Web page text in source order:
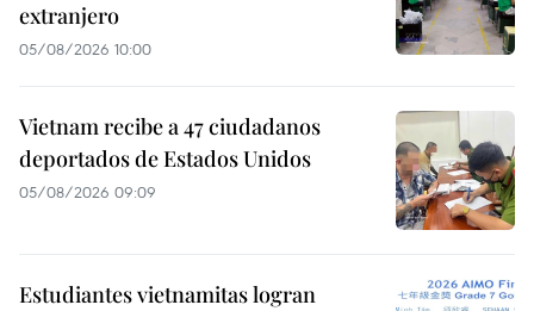
extranjero
05/08/2026 10:00
Vietnam recibe a 47 ciudadanos
deportados de Estados Unidos
05/08/2026 09:09
Estudiantes vietnamitas logran